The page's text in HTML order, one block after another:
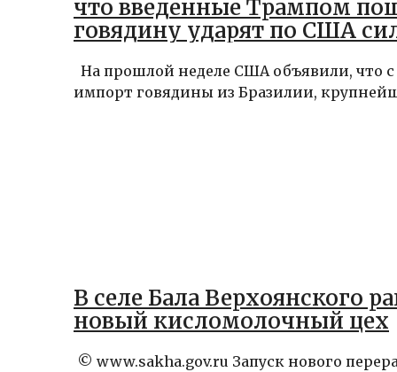
что введенные Трампом
говядину ударят по США
На прошлой неделе США объявили, что с
импорт говядины из Бразилии,
В селе Бала Верхоянского
новый кисломолочный цех
© www.sakha.gov.ru Запуск нового